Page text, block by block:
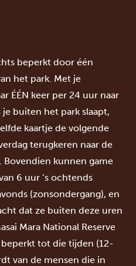
beperkt door één
het park. Met je
ÉÉN keer per 24 uur naar
buiten het park slaapt,
kaartje de volgende
terugkeren naar de
Bovendien kunnen game
6 uur ’s ochtends
(zonsondergang), en
dat ze buiten deze uren
Mara National Reserve
tot die tijden (12-
van de mensen die in